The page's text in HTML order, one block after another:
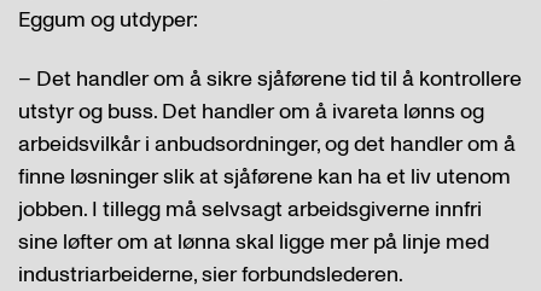
Eggum og utdyper:
– Det handler om å sikre sjåførene tid til å kontrollere
utstyr og buss. Det handler om å ivareta lønns og
arbeidsvilkår i anbudsordninger, og det handler om å
finne løsninger slik at sjåførene kan ha et liv utenom
jobben. I tillegg må selvsagt arbeidsgiverne innfri
sine løfter om at lønna skal ligge mer på linje med
industriarbeiderne, sier forbundslederen.